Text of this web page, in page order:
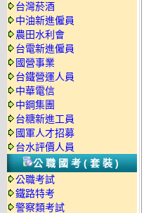
台灣菸酒
中油新進僱員
農田水利會
台電新進僱員
國營事業
台鐵營運人員
中華電信
中鋼集團
台糖新進工員
國軍人才招募
台水評價人員
公職國考(套裝)
公職考試
鐵路特考
警察類考試